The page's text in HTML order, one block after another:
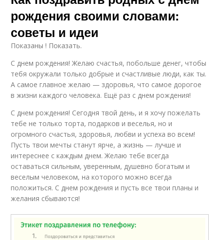
рождения своими словами:
советы и идеи
Показаны ! Показать.
С днем рождения! Желаю счастья, побольше денег, чтобы
тебя окружали только добрые и счастливые люди, как ты.
А самое главное желаю — здоровья, что самое дорогое
в жизни каждого человека. Ещё раз с днем рождения!
С днем рождения! Сегодня твой день, и я хочу пожелать
тебе не только торта, подарков и веселья, но и
огромного счастья, здоровья, любви и успеха во всем!
Пусть твои мечты станут ярче, а жизнь — лучше и
интереснее с каждым днем. Желаю тебе всегда
оставаться сильным, уверенным, душевно богатым и
веселым человеком, на которого можно всегда
положиться. С днем рождения и пусть все твои планы и
желания сбываются!